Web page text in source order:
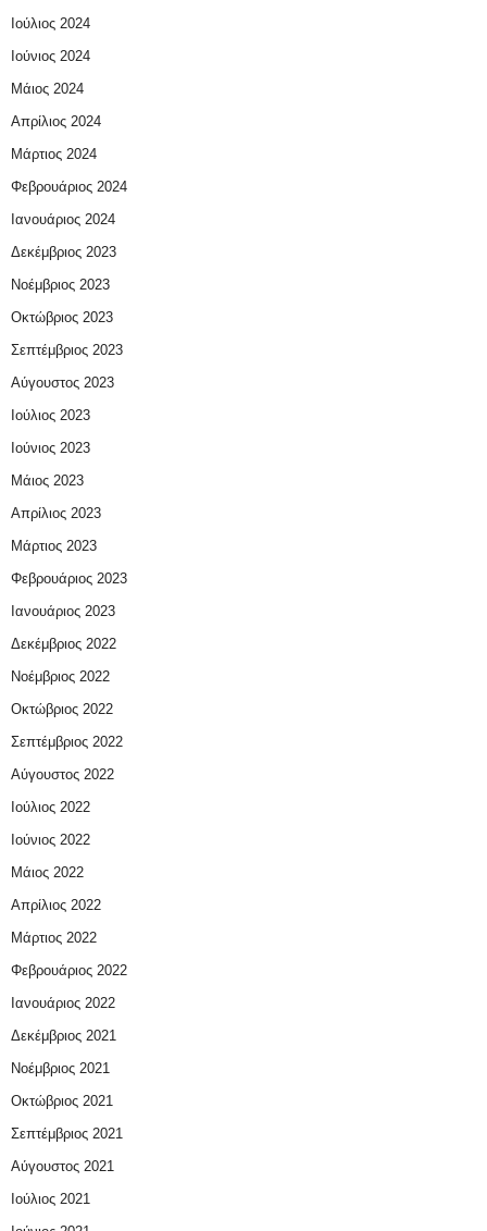
Ιούλιος 2024
Ιούνιος 2024
Μάιος 2024
Απρίλιος 2024
Μάρτιος 2024
Φεβρουάριος 2024
Ιανουάριος 2024
Δεκέμβριος 2023
Νοέμβριος 2023
Οκτώβριος 2023
Σεπτέμβριος 2023
Αύγουστος 2023
Ιούλιος 2023
Ιούνιος 2023
Μάιος 2023
Απρίλιος 2023
Μάρτιος 2023
Φεβρουάριος 2023
Ιανουάριος 2023
Δεκέμβριος 2022
Νοέμβριος 2022
Οκτώβριος 2022
Σεπτέμβριος 2022
Αύγουστος 2022
Ιούλιος 2022
Ιούνιος 2022
Μάιος 2022
Απρίλιος 2022
Μάρτιος 2022
Φεβρουάριος 2022
Ιανουάριος 2022
Δεκέμβριος 2021
Νοέμβριος 2021
Οκτώβριος 2021
Σεπτέμβριος 2021
Αύγουστος 2021
Ιούλιος 2021